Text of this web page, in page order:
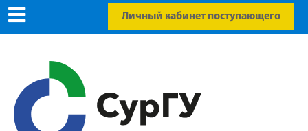
Личный кабинет поступающего